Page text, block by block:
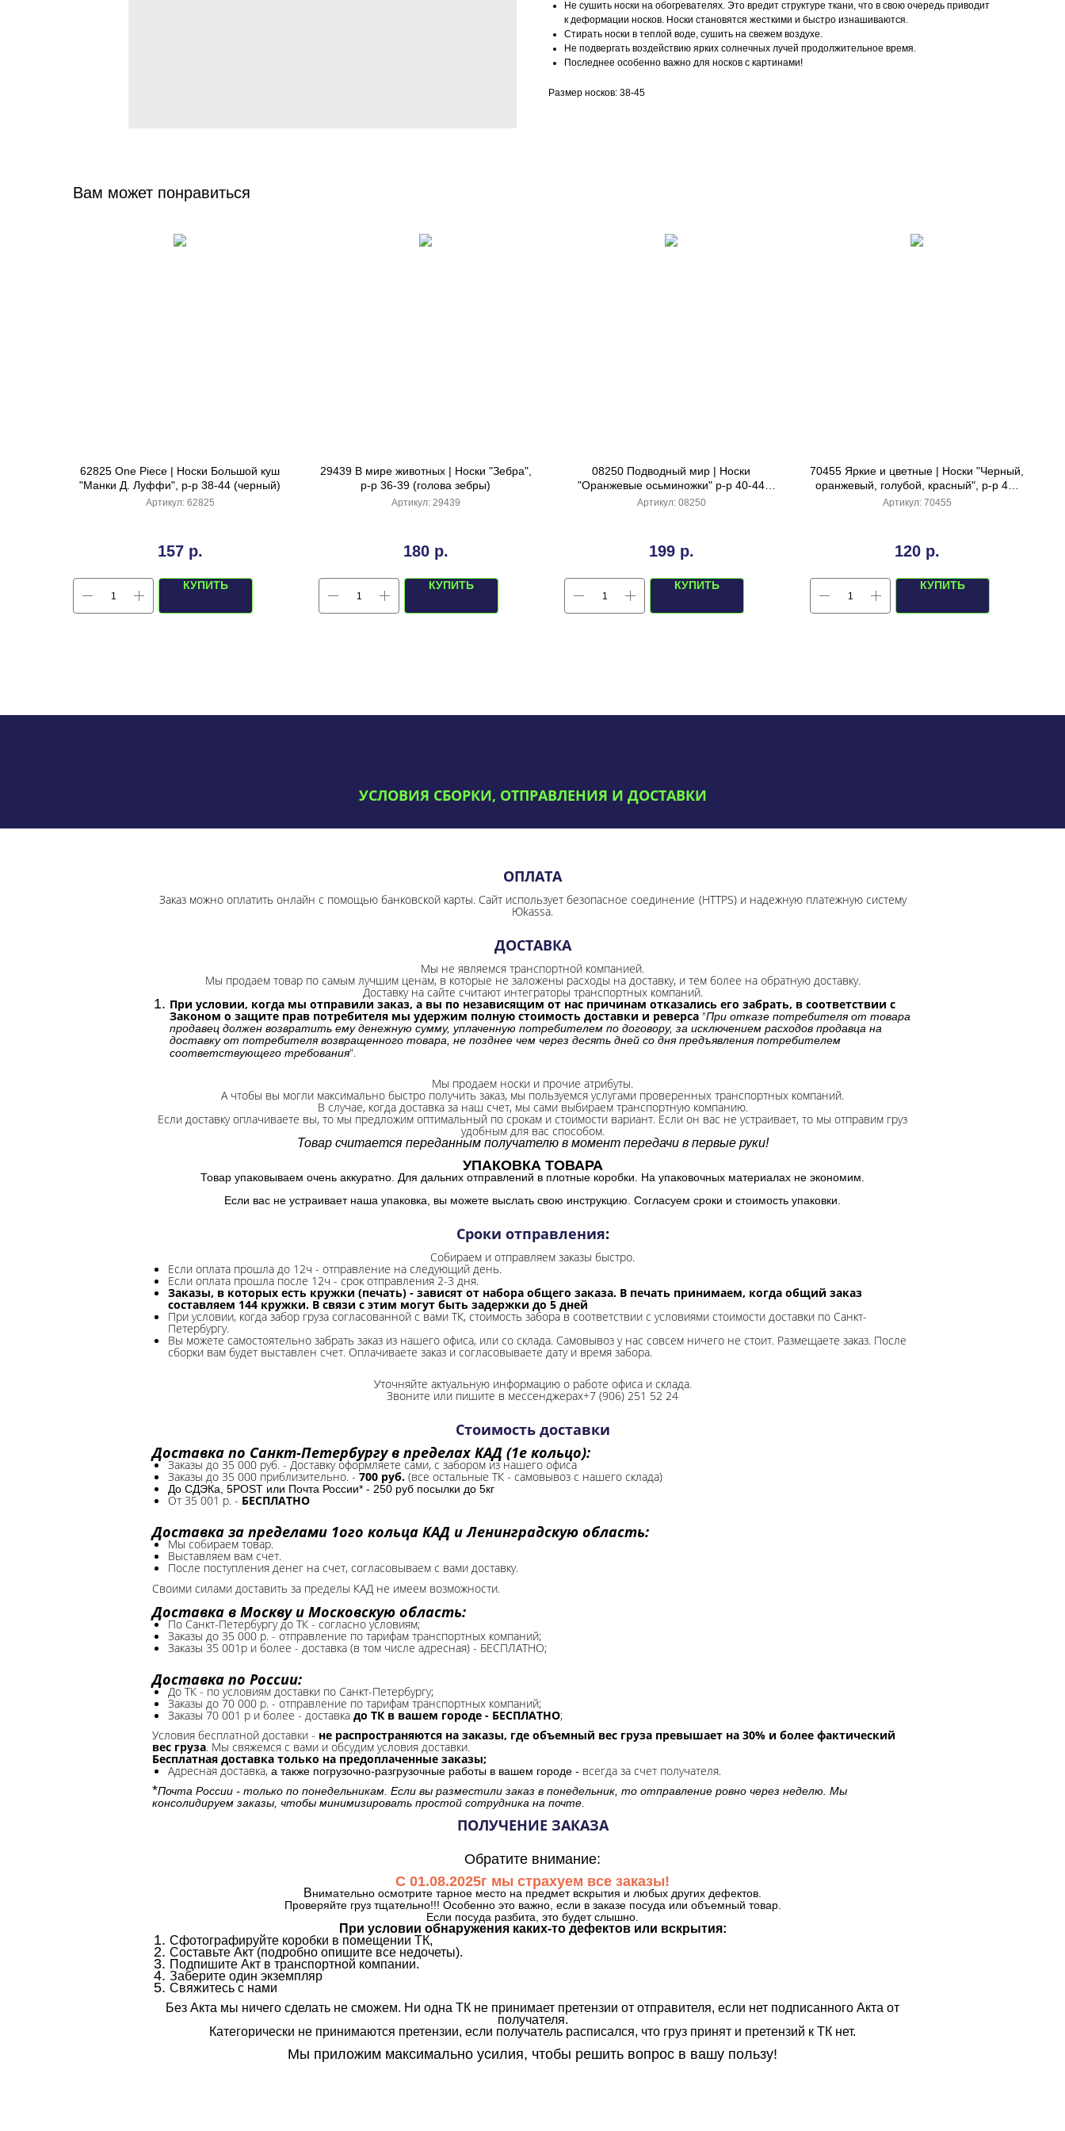
Не сушить носки на обогревателях. Это вредит структуре ткани, что в свою очередь приводит
к деформации носков. Носки становятся жесткими и быстро изнашиваются.
Стирать носки в теплой воде, сушить на свежем воздухе.
Не подвергать воздействию ярких солнечных лучей продолжительное время.
Последнее особенно важно для носков с картинами!
Размер носков: 38-45
Вам может понравиться
62825 One Piece | Носки Большой куш
"Манки Д. Луффи", р-р 38-44 (черный)
Артикул: 62825
157 р.
КУПИТЬ
29439 В мире животных | Носки "Зебра",
р-р 36-39 (голова зебры)
Артикул: 29439
180 р.
КУПИТЬ
08250 Подводный мир | Носки
"Оранжевые осьминожки" р-р 40-44
(черный/оранжевый)
Артикул: 08250
199 р.
КУПИТЬ
70455 Яркие и цветные | Носки "Черный,
оранжевый, голубой, красный", р-р 40-
44
Артикул: 70455
120 р.
КУПИТЬ
УСЛОВИЯ СБОРКИ, ОТПРАВЛЕНИЯ И ДОСТАВКИ
ОПЛАТА
Заказ можно оплатить онлайн с помощью банковской карты. Сайт использует безопасное соединение (HTTPS) и надежную платежную систему
Юkassa.
ДОСТАВКА
Мы не являемся транспортной компанией.
Мы продаем товар по самым лучшим ценам, в которые не заложены расходы на доставку, и тем более на обратную доставку.
Доставку на сайте считают интеграторы транспортных компаний.
При условии, когда мы отправили заказ, а вы по независящим от нас причинам отказались его забрать, в соответствии с
Законом о защите прав потребителя мы удержим полную стоимость доставки и реверса "При отказе потребителя от товара
продавец должен возвратить ему денежную сумму, уплаченную потребителем по договору, за исключением расходов продавца на
доставку от потребителя возвращенного товара, не позднее чем через десять дней со дня предъявления потребителем
соответствующего требования".
Мы продаем носки и прочие атрибуты.
А чтобы вы могли максимально быстро получить заказ, мы пользуемся услугами проверенных транспортных компаний.
В случае, когда доставка за наш счет, мы сами выбираем транспортную компанию.
Если доставку оплачиваете вы, то мы предложим оптимальный по срокам и стоимости вариант. Если он вас не устраивает, то мы отправим груз
удобным для вас способом.
Товар считается переданным получателю в момент передачи в первые руки!
УПАКОВКА ТОВАРА
Товар упаковываем очень аккуратно. Для дальних отправлений в плотные коробки. На упаковочных материалах не экономим.
Если вас не устраивает наша упаковка, вы можете выслать свою инструкцию. Согласуем сроки и стоимость упаковки.
Сроки отправления:
Собираем и отправляем заказы быстро.
Если оплата прошла до 12ч - отправление на следующий день.
Если оплата прошла после 12ч - срок отправления 2-3 дня.
Заказы, в которых есть кружки (печать) - зависят от набора общего заказа. В печать принимаем, когда общий заказ
составляем 144 кружки. В связи с этим могут быть задержки до 5 дней
При условии, когда забор груза согласованной с вами ТК, стоимость забора в соответствии с условиями стоимости доставки по Санкт-
Петербургу.
Вы можете самостоятельно забрать заказ из нашего офиса, или со склада. Самовывоз у нас совсем ничего не стоит. Размещаете заказ. После
сборки вам будет выставлен счет. Оплачиваете заказ и согласовываете дату и время забора.
Уточняйте актуальную информацию о работе офиса и склада.
Звоните или пишите в мессенджерах+7 (906) 251 52 24
Стоимость доставки
Доставка по Санкт-Петербургу в пределах КАД (1е кольцо):
Заказы до 35 000 руб. - Доставку оформляете сами, с забором из нашего офиса
Заказы до 35 000 приблизительно. - 700 руб. (все остальные ТК - самовывоз с нашего склада)
До СДЭКа, 5POST или Почта России* - 250 руб посылки до 5кг
От 35 001 р. - БЕСПЛАТНО
Доставка за пределами 1ого кольца КАД и Ленинградскую область:
Мы собираем товар.
Выставляем вам счет.
После поступления денег на счет, согласовываем с вами доставку.
Своими силами доставить за пределы КАД не имеем возможности.​
Доставка в Москву и Московскую область:
По Санкт-Петербургу до ТК - согласно условиям;
Заказы до 35 000 р. - отправление по тарифам транспортных компаний;
Заказы 35 001р и более - доставка (в том числе адресная) - БЕСПЛАТНО;
Доставка по России:
До ТК - по условиям доставки по Санкт-Петербургу;
Заказы до 70 000 р. - отправление по тарифам транспортных компаний;
Заказы 70 001 р и более - доставка до ТК в вашем городе - БЕСПЛАТНО;
Условия бесплатной доставки - не распространяются на заказы, где объемный вес груза превышает на 30% и более фактический
вес груза. Мы свяжемся с вами и обсудим условия доставки.
Бесплатная доставка только на предоплаченные заказы;
Адресная доставка, а также погрузочно-разгрузочные работы в вашем городе - всегда за счет получателя.
*Почта России - только по понедельникам. Если вы разместили заказ в понедельник, то отправление ровно через неделю. Мы
консолидируем заказы, чтобы минимизировать простой сотрудника на почте.
ПОЛУЧЕНИЕ ЗАКАЗА
Обратите внимание:
С 01.08.2025г мы страхуем все заказы!
Внимательно осмотрите тарное место на предмет вскрытия и любых других дефектов.
Проверяйте груз тщательно!!! Особенно это важно, если в заказе посуда или объемный товар.
Если посуда разбита, это будет слышно.
При условии обнаружения каких-то дефектов или вскрытия:
Сфотографируйте коробки в помещении ТК,
Составьте Акт (подробно опишите все недочеты).
Подпишите Акт в транспортной компании.
Заберите один экземпляр
Свяжитесь с нами
Без Акта мы ничего сделать не сможем. Ни одна ТК не принимает претензии от отправителя, если нет подписанного Акта от
получателя.
Категорически не принимаются претензии, если получатель расписался, что груз принят и претензий к ТК нет.
Мы приложим максимально усилия, чтобы решить вопрос в вашу пользу!